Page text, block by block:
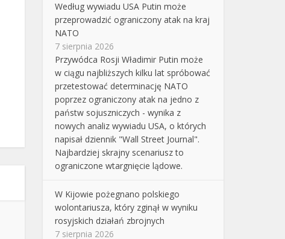
Według wywiadu USA Putin może
przeprowadzić ograniczony atak na kraj
NATO
7 sierpnia 2026
Przywódca Rosji Władimir Putin może
w ciągu najbliższych kilku lat spróbować
przetestować determinację NATO
poprzez ograniczony atak na jedno z
państw sojuszniczych - wynika z
nowych analiz wywiadu USA, o których
napisał dziennik "Wall Street Journal".
Najbardziej skrajny scenariusz to
ograniczone wtargnięcie lądowe.
W Kijowie pożegnano polskiego
wolontariusza, który zginął w wyniku
rosyjskich działań zbrojnych
7 sierpnia 2026